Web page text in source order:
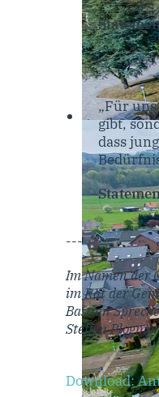
---
„Für
gibt,
dass
---
Im Namen der
im Rat der
Bastian
Steffen
Download: